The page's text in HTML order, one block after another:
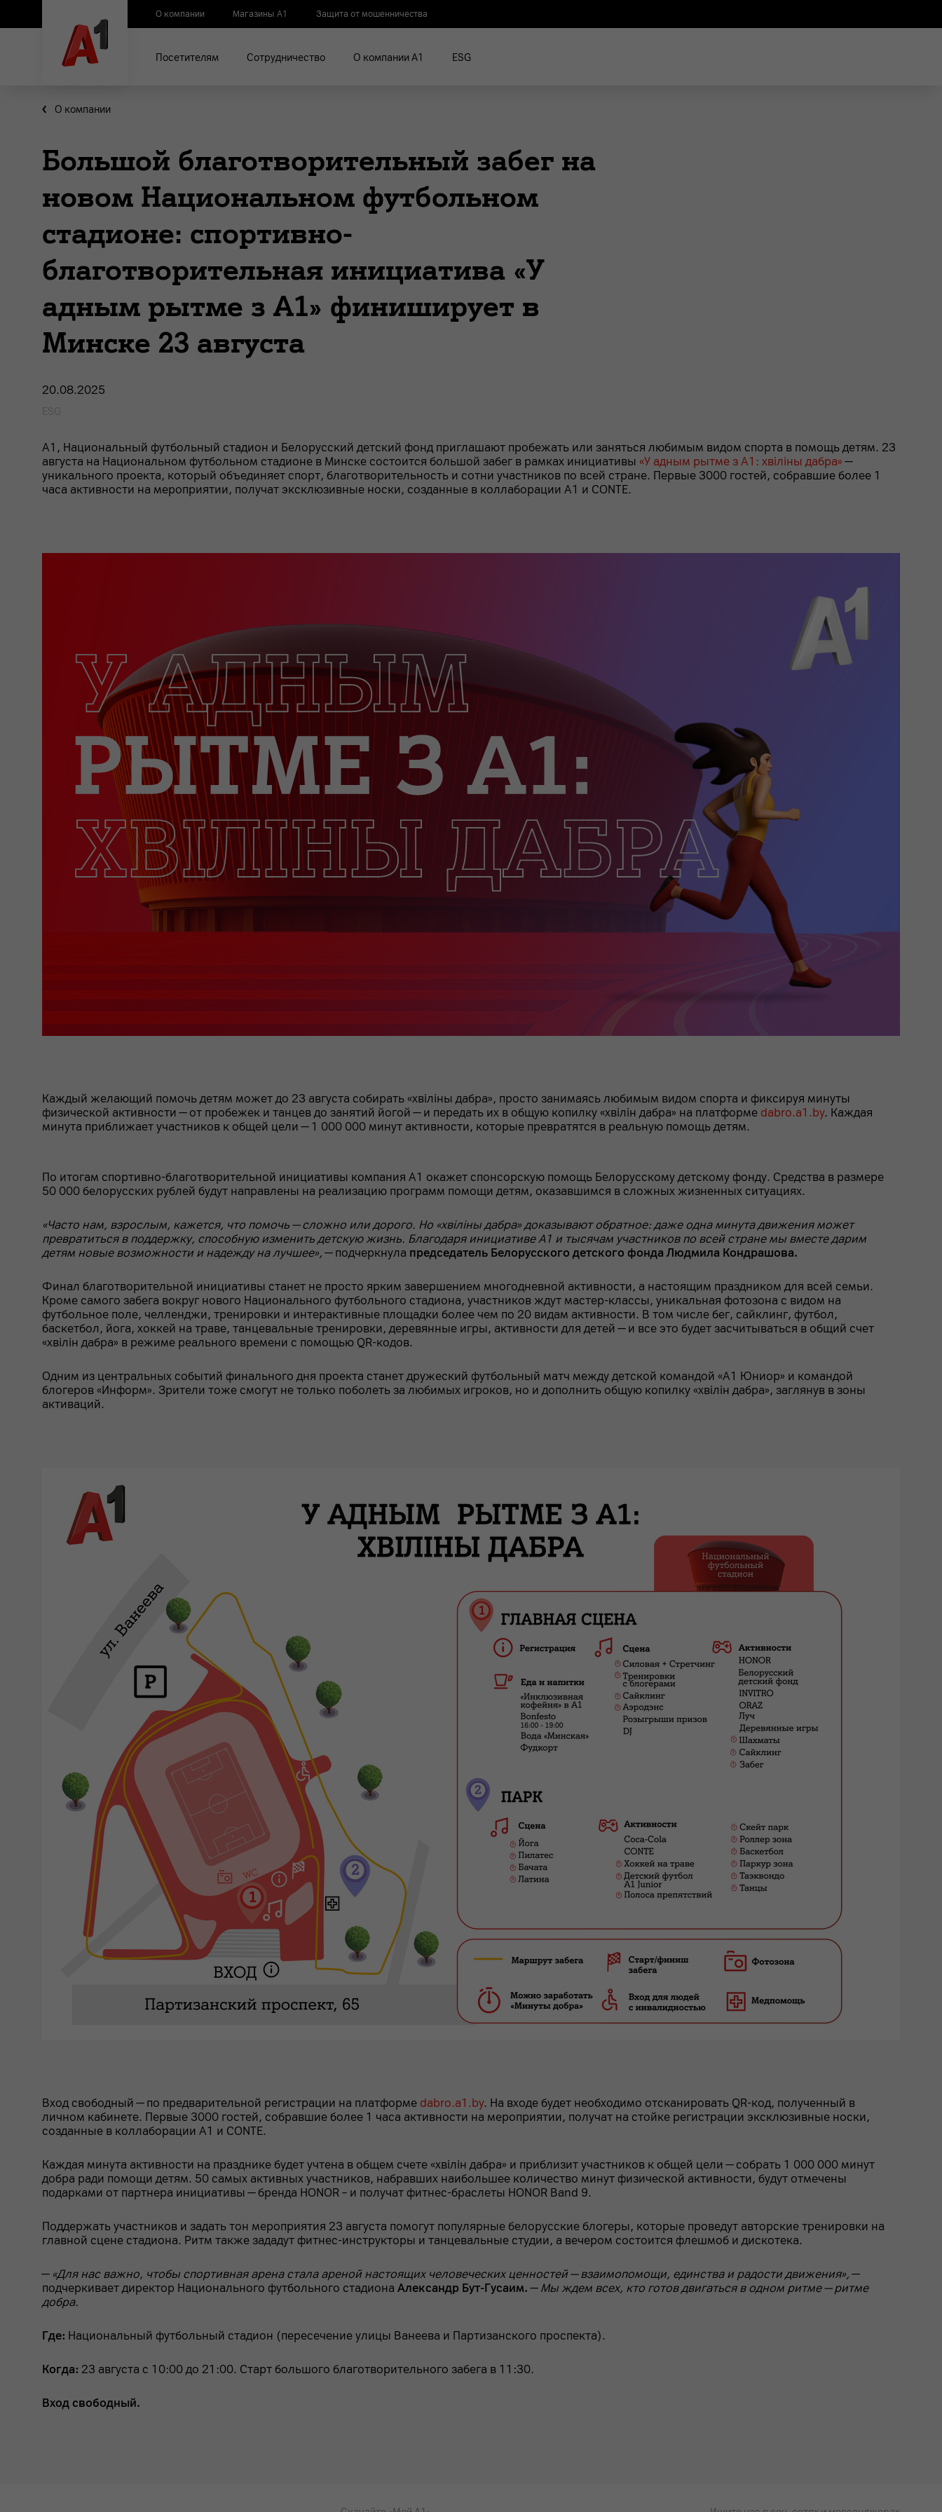
О компании Магазины А1 Защита от мошенничества
Посетителям Сотрудничество О компании А1 ESG
О компании
Большой благотворительный забег на
новом Национальном футбольном
стадионе: спортивно-
благотворительная инициатива «У
адным рытме з А1» финиширует в
Минске 23 августа
20.08.2025
А1, Национальный футбольный стадион и Белорусский детский фонд приглашают пробежать или заняться любимым видом спорта в помощь детям. 23
августа на Национальном футбольном стадионе в Минске состоится большой забег в рамках инициативы «У адным рытме з А1: хвіліны дабра» —
уникального проекта, который объединяет спорт, благотворительность и сотни участников по всей стране. Первые 3000 гостей, собравшие более 1
часа активности на мероприятии, получат эксклюзивные носки, созданные в коллаборации А1 и CONTE.
Каждый желающий помочь детям может до 23 августа собирать «хвіліны дабра», просто занимаясь любимым видом спорта и фиксируя минуты
физической активности — от пробежек и танцев до занятий йогой — и передать их в общую копилку «хвілін дабра» на платформе dabro.a1.by. Каждая
минута приближает участников к общей цели — 1 000 000 минут активности, которые превратятся в реальную помощь детям.
По итогам спортивно-благотворительной инициативы компания А1 окажет спонсорскую помощь Белорусскому детскому фонду. Средства в размере
50 000 белорусских рублей будут направлены на реализацию программ помощи детям, оказавшимся в сложных жизненных ситуациях.
«Часто нам, взрослым, кажется, что помочь — сложно или дорого. Но «хвіліны дабра» доказывают обратное: даже одна минута движения может
превратиться в поддержку, способную изменить детскую жизнь. Благодаря инициативе А1 и тысячам участников по всей стране мы вместе дарим
детям новые возможности и надежду на лучшее»,— подчеркнула председатель Белорусского детского фонда Людмила Кондрашова.
Финал благотворительной инициативы станет не просто ярким завершением многодневной активности, а настоящим праздником для всей семьи.
Кроме самого забега вокруг нового Национального футбольного стадиона, участников ждут мастер-классы, уникальная фотозона с видом на
футбольное поле, челленджи, тренировки и интерактивные площадки более чем по 20 видам активности. В том числе бег, сайклинг, футбол,
баскетбол, йога, хоккей на траве, танцевальные тренировки, деревянные игры, активности для детей — и все это будет засчитываться в общий счет
«хвілін дабра» в режиме реального времени с помощью QR-кодов.
Одним из центральных событий финального дня проекта станет дружеский футбольный матч между детской командой «А1 Юниор» и командой
блогеров «Информ». Зрители тоже смогут не только поболеть за любимых игроков, но и дополнить общую копилку «хвілін дабра», заглянув в зоны
активаций.
Вход свободный — по предварительной регистрации на платформе dabro.a1.by. На входе будет необходимо отсканировать QR-код, полученный в
личном кабинете. Первые 3000 гостей, собравшие более 1 часа активности на мероприятии, получат на стойке регистрации эксклюзивные носки,
созданные в коллаборации А1 и CONTE.
Каждая минута активности на празднике будет учтена в общем счете «хвілін дабра» и приблизит участников к общей цели — собрать 1 000 000 минут
добра ради помощи детям. 50 самых активных участников, набравших наибольшее количество минут физической активности, будут отмечены
подарками от партнера инициативы — бренда HONOR – и получат фитнес-браслеты HONOR Band 9.
Поддержать участников и задать тон мероприятия 23 августа помогут популярные белорусские блогеры, которые проведут авторские тренировки на
главной сцене стадиона. Ритм также зададут фитнес-инструкторы и танцевальные студии, а вечером состоится флешмоб и дискотека.
— «Для нас важно, чтобы спортивная арена стала ареной настоящих человеческих ценностей — взаимопомощи, единства и радости движения»,—
подчеркивает директор Национального футбольного стадиона Александр Бут-Гусаим.— Мы ждем всех, кто готов двигаться в одном ритме — ритме
добра.
Где: Национальный футбольный стадион (пересечение улицы Ванеева и Партизанского проспекта).
Когда: 23 августа с 10:00 до 21:00. Старт большого благотворительного забега в 11:30.
Вход свободный.